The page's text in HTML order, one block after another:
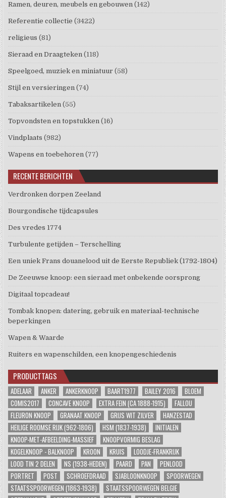
Ramen, deuren, meubels en gebouwen (142)
Referentie collectie (3422)
religieus (81)
Sieraad en Draagteken (118)
Speelgoed, muziek en miniatuur (58)
Stijl en versieringen (74)
Tabaksartikelen (55)
Topvondsten en topstukken (16)
Vindplaats (982)
Wapens en toebehoren (77)
RECENTE BERICHTEN
Verdronken dorpen Zeeland
Bourgondische tijdcapsules
Des vredes 1774
Turbulente getijden – Terschelling
Een uniek Frans douanelood uit de Eerste Republiek (1792-1804)
De Zeeuwse knoop: een sieraad met onbekende oorsprong
Digitaal topcadeau!
Tombak knopen: datering, gebruik en materiaal-technische
beperkingen
Wapen & Waarde
Ruiters en wapenschilden, een knopengeschiedenis
PRODUCTTAGS
ADELAAR ANKER ANKERKNOOP BAART1977 BAILEY 2016
BLOEM
COMIS2017
CONCAVE KNOOP EXTRA FEIN (CA 1888-1915)
FALLOU
FLEURON KNOOP
GRANAAT KNOOP GRIJS WIT ZILVER
HANZESTAD
HEILIGE ROOMSE RIJK (962-1806)
HSM (1837-1938)
INITIALEN
KNOOP-MET-AFBEELDING-MASSIEF
KNOOPVORMIG BESLAG
KOGELKNOOP - BALKNOOP
KROON KRUIS
LOODJE-FRANKRIJK
LOOD TIN 2 DELEN
NS (1938-HEDEN) PAARD PAN
PENLOOD
PORTRET
POST SCHROEFDRAAD SJABLOONKNOOP
SPOORWEGEN
STAATSSPOORWEGEN (1863-1938)
STAATSSPOORWEGEN BELGIE